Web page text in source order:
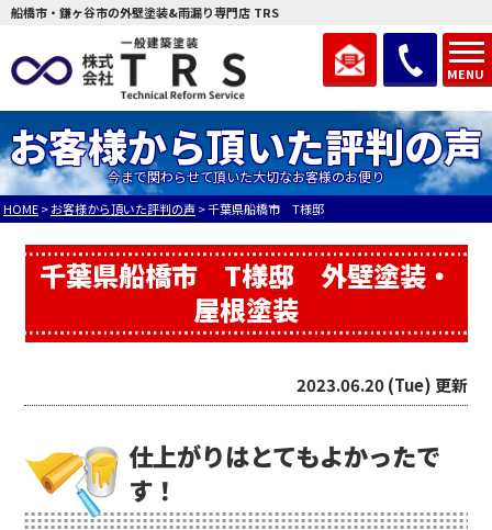
MENU
船橋市・鎌ヶ谷市の外壁塗装&雨漏り専門店 TRS
お客様から頂いた評判の声
今まで関わらせて頂いた大切なお客様のお便り
HOME>お客様から頂いた評判の声 >千葉県船橋市 T様邸
千葉県船橋市 T様邸 外壁塗装・
屋根塗装
2023.06.20 (Tue) 更新
仕上がりはとてもよかったで
す！